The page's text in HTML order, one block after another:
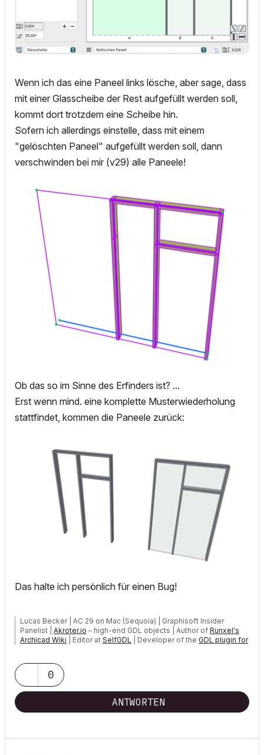
Wenn ich das eine Paneel links lösche, aber sage, dass
mit einer Glasscheibe der Rest aufgefüllt werden soll,
kommt dort trotzdem eine Scheibe hin.
Sofern ich allerdings einstelle, dass mit einem
"gelöschten Paneel" aufgefüllt werden soll, dann
verschwinden bei mir (v29) alle Paneele!
Ob das so im Sinne des Erfinders ist? ...
Erst wenn mind. eine komplette Musterwiederholung
stattfindet, kommen die Paneele zurück:
Das halte ich persönlich für einen Bug!
Lucas Becker | AC 29 on Mac (Sequoia) | Graphisoft Insider
Panelist | Akroter.io – high-end GDL objects | Author of Runxel's
Archicad Wiki | Editor at SelfGDL | Developer of the GDL plugin for
My List of AC shortcomings & bugs
Mention AI Again
POSIWID – The Purpose Of a System Is What It Does ///
«Furthermore, I consider that Carth...yearly releases
destroyed»
0
ANTWORTEN